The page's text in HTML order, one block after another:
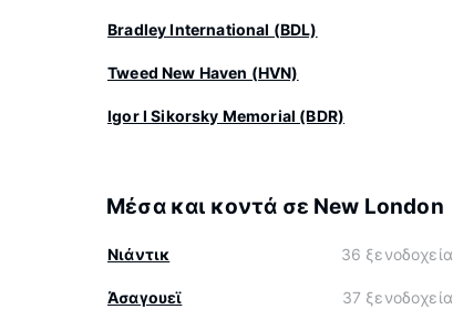
Bradley International (BDL)
Tweed New Haven (HVN)
Igor I Sikorsky Memorial (BDR)
Μέσα και κοντά σε New London
Νιάντικ 36 ξενοδοχεία
Άσαγουεϊ 37 ξενοδοχεία